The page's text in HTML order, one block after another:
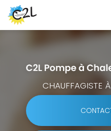
Aller
au
contenu
principal
CHAUFFAGISTE